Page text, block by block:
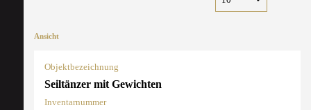
Ansicht
Objektbezeichnung
Seiltänzer mit Gewichten
Inventarnummer